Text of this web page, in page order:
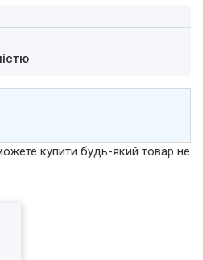
купити будь-який товар не